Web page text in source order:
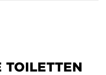
TOILETTEN